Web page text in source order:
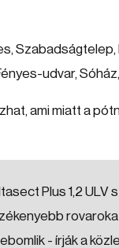
udvar,
ami miatt a
Plus 1,2 ULV
- írják a